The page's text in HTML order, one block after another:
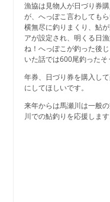
漁協は見物人が日づり券
が、へっぽこ言わしても
横無尽に釣りまくり、鮎
アが設定され、明くる日
ね！へっぽこが釣った後
いた話では600尾釣ったそ
年券、日づり券を購入し
にしてほしいです。
来年からは馬瀬川は一般
川での鮎釣りを応援しま